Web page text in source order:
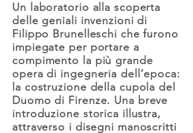
Un laboratorio alla scoperta
delle geniali invenzioni di
Filippo Brunelleschi che furono
impiegate per portare a
compimento la più grande
opera di ingegneria dell’epoca:
la costruzione della cupola del
Duomo di Firenze. Una breve
introduzione storica illustra,
attraverso i disegni manoscritti